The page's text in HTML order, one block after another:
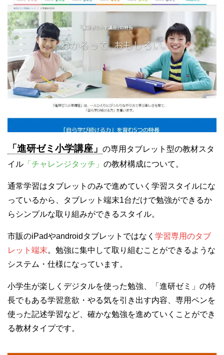
「進研ゼミ小学講座」 の専用タブレット型の教材スタ
イル 「チャレンジタッチ」 の教材構成について。
通常学習はタブレットのみで進めていく学習スタイルにな
っているから、タブレット端末1台だけで勉強ができるか
らシンプルな取り組みができるスタイル。
市販のiPadやandroidタブレットではなく 学習専用のタブ
レット端末。勉強に集中して取り組むことができるような
システム・仕様になっています。
小学生が楽しくデジタルを使った勉強、「進研ゼミ」の特
長でもある学習意欲・やる気を引き出す内容、専用ペンを
使った記述学習など、確かな勉強を進めていくことができ
る教材タイプです。